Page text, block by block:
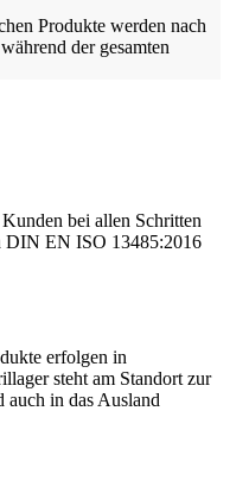
Produkte werden nach
der gesamten
bei allen Schritten
DIN EN ISO 13485:2016
erfolgen in
steht am Standort zur
auch in das Ausland